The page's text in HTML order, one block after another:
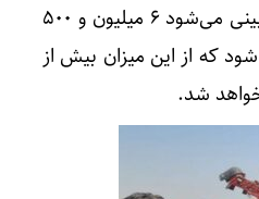
پشت سرگذشتیم، پیش‌بینی می‌شود ۶ میلیون و ۵۰۰
که از این میزان بیش از